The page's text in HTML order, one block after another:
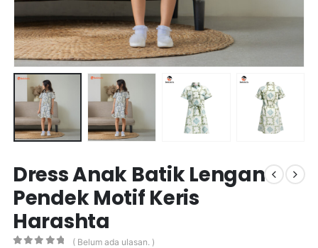
Dress Anak Batik Lengan
Pendek Motif Keris
Harashta
( Belum ada ulasan. )